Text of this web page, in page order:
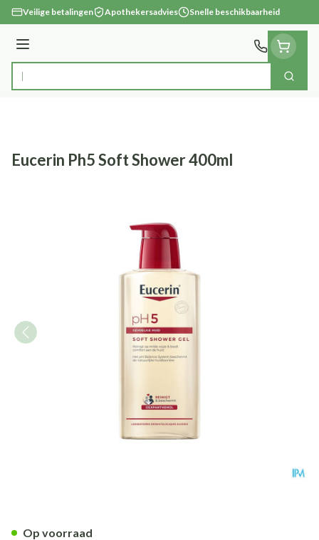
Ga naar de inhoud
Veilige betalingen Apothekersadvies Snelle beschikbaarheid
Menu
Product, merk, categorie... Zoek
Eucerin Ph5 Soft Shower 400ml
Op voorraad